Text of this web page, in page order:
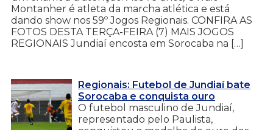
Montanher é atleta da marcha atlética e está
dando show nos 59º Jogos Regionais. CONFIRA AS
FOTOS DESTA TERÇA-FEIRA (7) MAIS JOGOS
REGIONAIS Jundiaí encosta em Sorocaba na […]
Regionais: Futebol de Jundiaí bate
Sorocaba e conquista ouro
O futebol masculino de Jundiaí,
representado pelo Paulista,